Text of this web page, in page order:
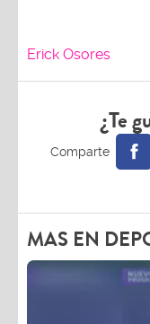
Erick Osores
¿Te
MAS EN